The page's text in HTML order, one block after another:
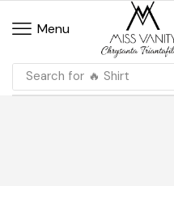
Menu
Search for 🔥 Shirt